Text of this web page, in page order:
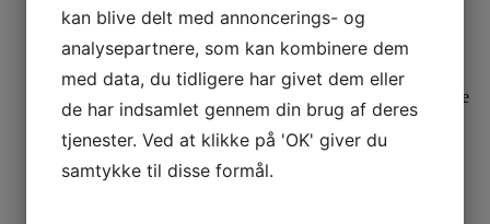
Reservedel til Contura 750 & 780
338,75DKK –2.786,25DKK
Dette
vare har flere varianter. Mulighederne kan vælges på
varesiden
Reservedele til Contura
kan blive delt med annoncerings- og
analysepartnere, som kan kombinere dem
med data, du tidligere har givet dem eller
de har indsamlet gennem din brug af deres
tjenester. Ved at klikke på 'OK' giver du
samtykke til disse formål.